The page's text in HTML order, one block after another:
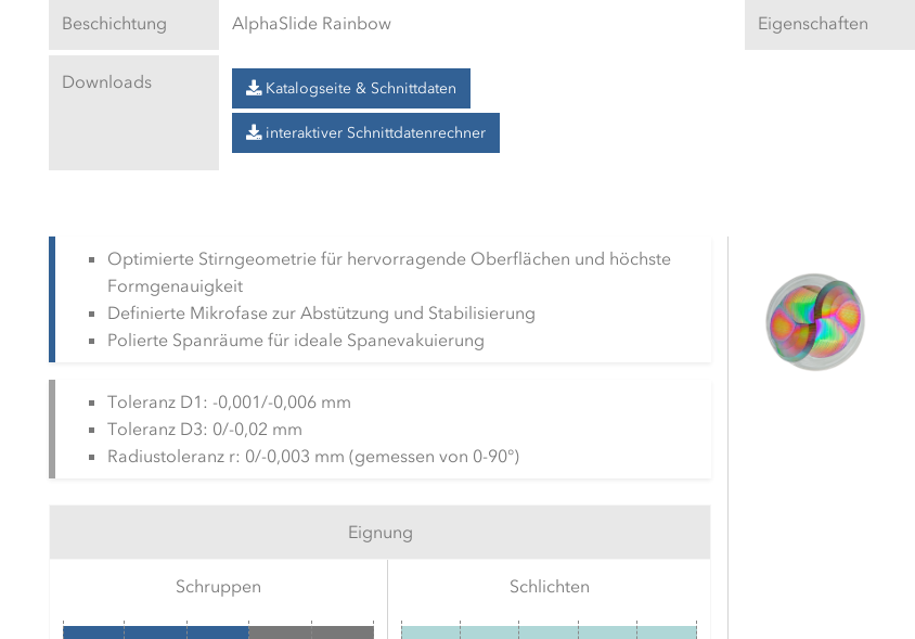
Beschichtung AlphaSlide Rainbow
Downloads Katalogseite & Schnittdaten
interaktiver Schnittdatenrechner
Eigenschaften
Optimierte Stirngeometrie für hervorragende Oberflächen und höchste
Formgenauigkeit
Definierte Mikrofase zur Abstützung und Stabilisierung
Polierte Spanräume für ideale Spanevakuierung
Toleranz D1: -0,001/-0,006 mm
Toleranz D3: 0/-0,02 mm
Radiustoleranz r: 0/-0,003 mm (gemessen von 0-90°)
Eignung
Schruppen Schlichten